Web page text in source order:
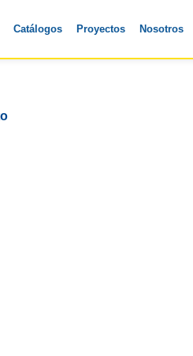
Catálogos Proyectos Nosotros